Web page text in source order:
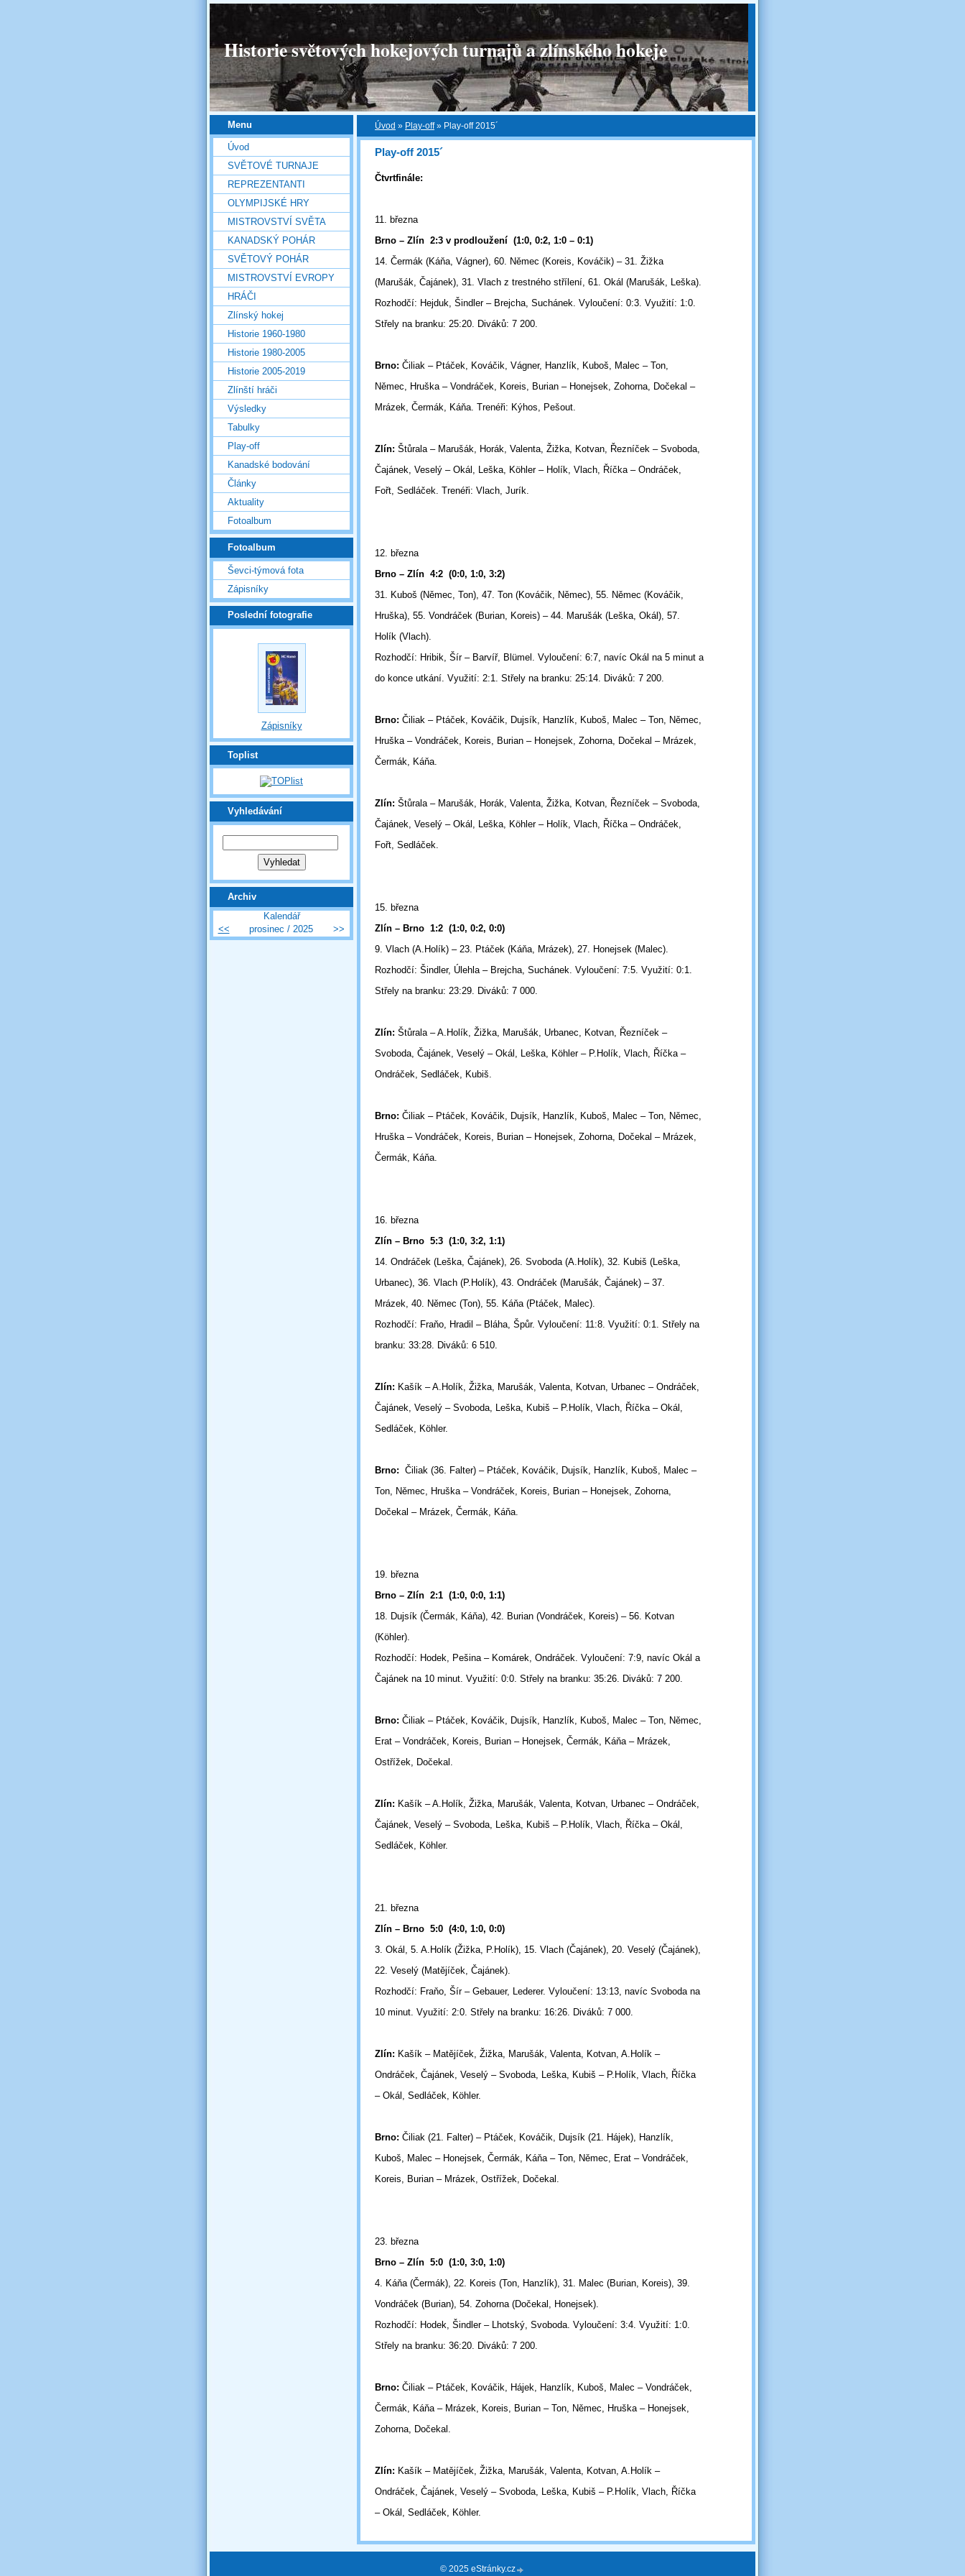
Historie světových hokejových turnajů a zlínského hokeje
Úvod » Play-off» Play-off 2015´
Play-off 2015´
Čtvrtfinále:
11. března
Brno – Zlín 2:3 v prodloužení (1:0, 0:2, 1:0 – 0:1)
14. Čermák (Káňa, Vágner), 60. Němec (Koreis, Kováčik) – 31. Žižka
(Marušák, Čajánek), 31. Vlach z trestného střílení, 61. Okál (Marušák, Leška).
Rozhodčí: Hejduk, Šindler – Brejcha, Suchánek. Vyloučení: 0:3. Využití: 1:0.
Střely na branku: 25:20. Diváků: 7 200.
Brno: Čiliak – Ptáček, Kováčik, Vágner, Hanzlík, Kuboš, Malec – Ton,
Němec, Hruška – Vondráček, Koreis, Burian – Honejsek, Zohorna, Dočekal –
Mrázek, Čermák, Káňa. Trenéři: Kýhos, Pešout.
Zlín: Štůrala – Marušák, Horák, Valenta, Žižka, Kotvan, Řezníček – Svoboda,
Čajánek, Veselý – Okál, Leška, Köhler – Holík, Vlach, Říčka – Ondráček,
Fořt, Sedláček. Trenéři: Vlach, Jurík.
12. března
Brno – Zlín 4:2 (0:0, 1:0, 3:2)
31. Kuboš (Němec, Ton), 47. Ton (Kováčik, Němec), 55. Němec (Kováčik,
Hruška), 55. Vondráček (Burian, Koreis) – 44. Marušák (Leška, Okál), 57.
Holík (Vlach).
Rozhodčí: Hribik, Šír – Barvíř, Blümel. Vyloučení: 6:7, navíc Okál na 5 minut a
do konce utkání. Využití: 2:1. Střely na branku: 25:14. Diváků: 7 200.
Brno: Čiliak – Ptáček, Kováčik, Dujsík, Hanzlík, Kuboš, Malec – Ton, Němec,
Hruška – Vondráček, Koreis, Burian – Honejsek, Zohorna, Dočekal – Mrázek,
Čermák, Káňa.
Zlín: Štůrala – Marušák, Horák, Valenta, Žižka, Kotvan, Řezníček – Svoboda,
Čajánek, Veselý – Okál, Leška, Köhler – Holík, Vlach, Říčka – Ondráček,
Fořt, Sedláček.
15. března
Zlín – Brno 1:2 (1:0, 0:2, 0:0)
9. Vlach (A.Holík) – 23. Ptáček (Káňa, Mrázek), 27. Honejsek (Malec).
Rozhodčí: Šindler, Úlehla – Brejcha, Suchánek. Vyloučení: 7:5. Využití: 0:1.
Střely na branku: 23:29. Diváků: 7 000.
Zlín: Štůrala – A.Holík, Žižka, Marušák, Urbanec, Kotvan, Řezníček –
Svoboda, Čajánek, Veselý – Okál, Leška, Köhler – P.Holík, Vlach, Říčka –
Ondráček, Sedláček, Kubiš.
Brno: Čiliak – Ptáček, Kováčik, Dujsík, Hanzlík, Kuboš, Malec – Ton, Němec,
Hruška – Vondráček, Koreis, Burian – Honejsek, Zohorna, Dočekal – Mrázek,
Čermák, Káňa.
16. března
Zlín – Brno 5:3 (1:0, 3:2, 1:1)
14. Ondráček (Leška, Čajánek), 26. Svoboda (A.Holík), 32. Kubiš (Leška,
Urbanec), 36. Vlach (P.Holík), 43. Ondráček (Marušák, Čajánek) – 37.
Mrázek, 40. Němec (Ton), 55. Káňa (Ptáček, Malec).
Rozhodčí: Fraňo, Hradil – Bláha, Špůr. Vyloučení: 11:8. Využití: 0:1. Střely na
branku: 33:28. Diváků: 6 510.
Zlín: Kašík – A.Holík, Žižka, Marušák, Valenta, Kotvan, Urbanec – Ondráček,
Čajánek, Veselý – Svoboda, Leška, Kubiš – P.Holík, Vlach, Říčka – Okál,
Sedláček, Köhler.
Brno: Čiliak (36. Falter) – Ptáček, Kováčik, Dujsík, Hanzlík, Kuboš, Malec –
Ton, Němec, Hruška – Vondráček, Koreis, Burian – Honejsek, Zohorna,
Dočekal – Mrázek, Čermák, Káňa.
19. března
Brno – Zlín 2:1 (1:0, 0:0, 1:1)
18. Dujsík (Čermák, Káňa), 42. Burian (Vondráček, Koreis) – 56. Kotvan
(Köhler).
Rozhodčí: Hodek, Pešina – Komárek, Ondráček. Vyloučení: 7:9, navíc Okál a
Čajánek na 10 minut. Využití: 0:0. Střely na branku: 35:26. Diváků: 7 200.
Brno: Čiliak – Ptáček, Kováčik, Dujsík, Hanzlík, Kuboš, Malec – Ton, Němec,
Erat – Vondráček, Koreis, Burian – Honejsek, Čermák, Káňa – Mrázek,
Ostřížek, Dočekal.
Zlín: Kašík – A.Holík, Žižka, Marušák, Valenta, Kotvan, Urbanec – Ondráček,
Čajánek, Veselý – Svoboda, Leška, Kubiš – P.Holík, Vlach, Říčka – Okál,
Sedláček, Köhler.
21. března
Zlín – Brno 5:0 (4:0, 1:0, 0:0)
3. Okál, 5. A.Holík (Žižka, P.Holík), 15. Vlach (Čajánek), 20. Veselý (Čajánek),
22. Veselý (Matějíček, Čajánek).
Rozhodčí: Fraňo, Šír – Gebauer, Lederer. Vyloučení: 13:13, navíc Svoboda na
10 minut. Využití: 2:0. Střely na branku: 16:26. Diváků: 7 000.
Zlín: Kašík – Matějíček, Žižka, Marušák, Valenta, Kotvan, A.Holík –
Ondráček, Čajánek, Veselý – Svoboda, Leška, Kubiš – P.Holík, Vlach, Říčka
– Okál, Sedláček, Köhler.
Brno: Čiliak (21. Falter) – Ptáček, Kováčik, Dujsík (21. Hájek), Hanzlík,
Kuboš, Malec – Honejsek, Čermák, Káňa – Ton, Němec, Erat – Vondráček,
Koreis, Burian – Mrázek, Ostřížek, Dočekal.
23. března
Brno – Zlín 5:0 (1:0, 3:0, 1:0)
4. Káňa (Čermák), 22. Koreis (Ton, Hanzlík), 31. Malec (Burian, Koreis), 39.
Vondráček (Burian), 54. Zohorna (Dočekal, Honejsek).
Rozhodčí: Hodek, Šindler – Lhotský, Svoboda. Vyloučení: 3:4. Využití: 1:0.
Střely na branku: 36:20. Diváků: 7 200.
Brno: Čiliak – Ptáček, Kováčik, Hájek, Hanzlík, Kuboš, Malec – Vondráček,
Čermák, Káňa – Mrázek, Koreis, Burian – Ton, Němec, Hruška – Honejsek,
Zohorna, Dočekal.
Zlín: Kašík – Matějíček, Žižka, Marušák, Valenta, Kotvan, A.Holík –
Ondráček, Čajánek, Veselý – Svoboda, Leška, Kubiš – P.Holík, Vlach, Říčka
– Okál, Sedláček, Köhler.
Menu
Úvod
SVĚTOVÉ TURNAJE
REPREZENTANTI
OLYMPIJSKÉ HRY
MISTROVSTVÍ SVĚTA
KANADSKÝ POHÁR
SVĚTOVÝ POHÁR
MISTROVSTVÍ EVROPY
HRÁČI
Zlínský hokej
Historie 1960-1980
Historie 1980-2005
Historie 2005-2019
Zlínští hráči
Výsledky
Tabulky
Play-off
Kanadské bodování
Články
Aktuality
Fotoalbum
Fotoalbum
Ševci-týmová fota
Zápisníky
Poslední fotografie
Zápisníky
Toplist
Vyhledávání
Archiv
Kalendář
<<
prosinec / 2025 >>
© 2025 eStránky.cz